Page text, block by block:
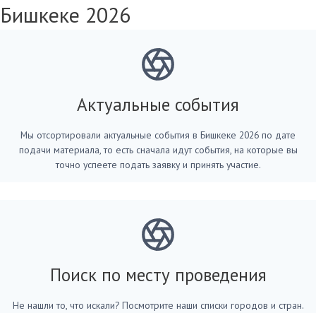
Бишкеке 2026
Актуальные события
Мы отсортировали актуальные события в Бишкеке 2026 по дате
подачи материала, то есть сначала идут события, на которые вы
точно успеете подать заявку и принять участие.
Поиск по месту проведения
Не нашли то, что искали? Посмотрите наши списки городов и стран.